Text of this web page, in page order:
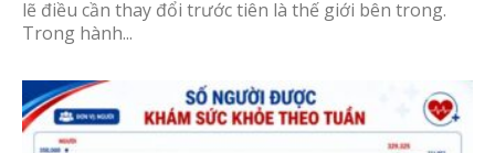
lẽ điều cần thay đổi trước tiên là thế giới bên trong.
Trong hành...